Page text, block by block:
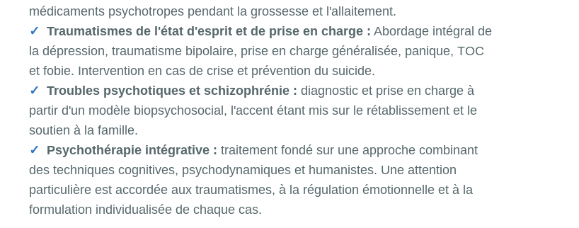
médicaments psychotropes pendant la grossesse et l'allaitement.
Traumatismes de l'état d'esprit et de prise en charge : Abordage intégral de
la dépression, traumatisme bipolaire, prise en charge généralisée, panique, TOC
et fobie. Intervention en cas de crise et prévention du suicide.
Troubles psychotiques et schizophrénie : diagnostic et prise en charge à
partir d'un modèle biopsychosocial, l'accent étant mis sur le rétablissement et le
soutien à la famille.
Psychothérapie intégrative : traitement fondé sur une approche combinant
des techniques cognitives, psychodynamiques et humanistes. Une attention
particulière est accordée aux traumatismes, à la régulation émotionnelle et à la
formulation individualisée de chaque cas.